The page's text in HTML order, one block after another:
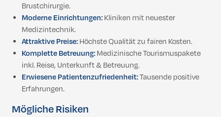
Brustchirurgie.
Moderne Einrichtungen:Kliniken mit neuester
Medizintechnik.
Attraktive Preise:Höchste Qualität zu fairen Kosten.
Komplette Betreuung:Medizinische Tourismuspakete
inkl. Reise, Unterkunft & Betreuung.
Erwiesene Patientenzufriedenheit:Tausende positive
Erfahrungen.
Mögliche Risiken